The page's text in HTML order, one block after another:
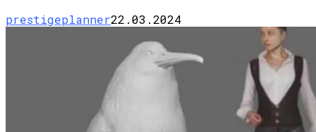
prestigeplanner22.03.2024